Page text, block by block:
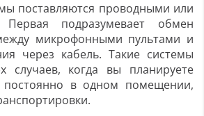
поставляются проводными или
Первая подразумевает обмен
микрофонными пультами и
через кабель. Такие системы
случаев, когда вы планируете
постоянно в одном помещении,